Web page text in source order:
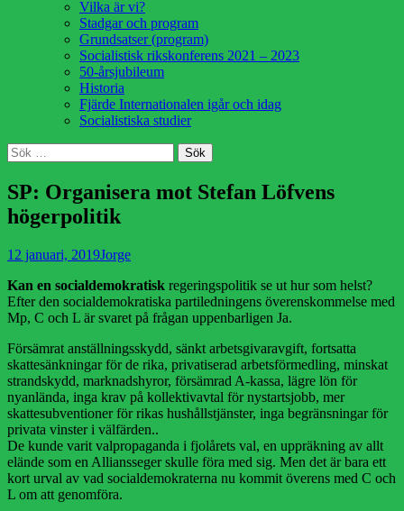
Vilka är vi?
Stadgar och program
Grundsatser (program)
Socialistisk rikskonferens 2021 – 2023
50-årsjubileum
Historia
Fjärde Internationalen igår och idag
Socialistiska studier
Sök
Sök
efter:
SP: Organisera mot Stefan Löfvens
högerpolitik
Publicerad
12 januari, 2019Författare
Jorge
Kan en socialdemokratisk regeringspolitik se ut hur som helst?
Efter den socialdemokratiska partiledningens överenskommelse med
Mp, C och L är svaret på frågan uppenbarligen Ja.
Försämrat anställningsskydd, sänkt arbetsgivaravgift, fortsatta
skattesänkningar för de rika, privatiserad arbetsförmedling, minskat
strandskydd, marknadshyror, försämrad A-kassa, lägre lön för
nyanlända, inga krav på kollektivavtal för nystartsjobb, mer
skattesubventioner för rikas hushållstjänster, inga begränsningar för
privata vinster i välfärden..
De kunde varit valpropaganda i fjolårets val, en uppräkning av allt
elände som en Alliansseger skulle föra med sig. Men det är bara ett
kort urval av vad socialdemokraterna nu kommit överens med C och
L om att genomföra.